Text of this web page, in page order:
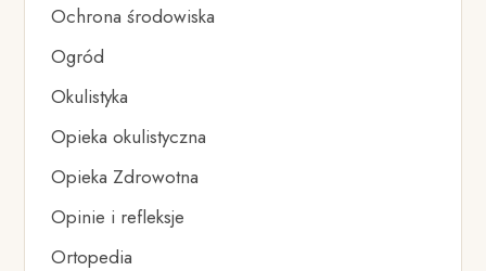
Ochrona środowiska
Ogród
Okulistyka
Opieka okulistyczna
Opieka Zdrowotna
Opinie i refleksje
Ortopedia